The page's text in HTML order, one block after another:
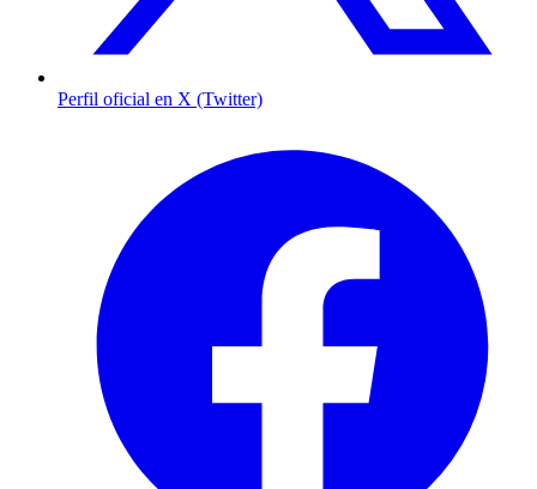
Perfil oficial en X (Twitter)